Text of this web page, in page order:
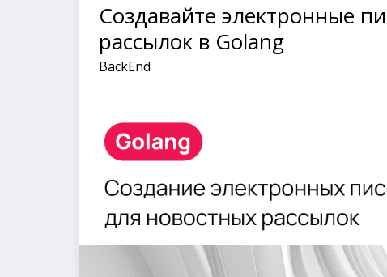
Создавайте электронные
рассылок в Golang
BackEnd